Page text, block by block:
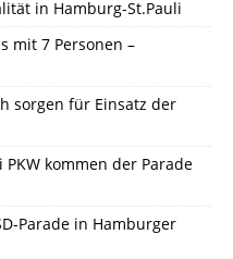
in Hamburg-St.Pauli
mit 7 Personen –
sorgen für Einsatz der
PKW kommen der Parade
Parade in Hamburger